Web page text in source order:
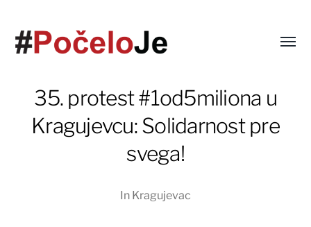
35. protest #1od5miliona u
Kragujevcu: Solidarnost pre
svega!
In Kragujevac